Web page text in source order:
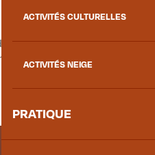
ACTIVITÉS CULTURELLES
ACTIVITÉS NEIGE
PRATIQUE
de corriger, modifier ou
et sans préavis.